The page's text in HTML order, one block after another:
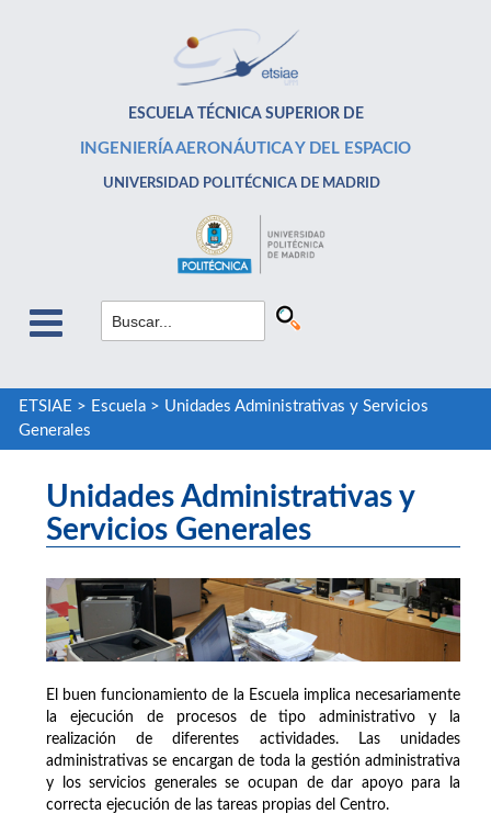
ESCUELA TÉCNICA SUPERIOR DE
INGENIERÍA AERONÁUTICA Y DEL ESPACIO
UNIVERSIDAD POLITÉCNICA DE MADRID
ETSIAE > Escuela> Unidades Administrativas y Servicios
Generales
Unidades Administrativas y
Servicios Generales
El buen funcionamiento de la Escuela implica necesariamente
la ejecución de procesos de tipo administrativo y la
realización de diferentes actividades. Las unidades
administrativas se encargan de toda la gestión administrativa
y los servicios generales se ocupan de dar apoyo para la
correcta ejecución de las tareas propias del Centro.